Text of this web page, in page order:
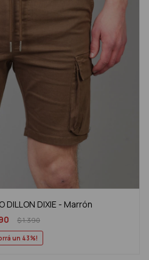
DILLON DIXIE - Marrón
$1.390
43